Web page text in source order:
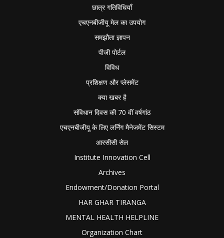
छात्र गतिविधियाँ
एचएनबीजीयू मेल का उपयोग
समझौता ज्ञापन
पीजी पोर्टल
विविध
प्रशिक्षण और प्लेसमेंट
क्या खबर है
संविधान दिवस की 70 वीं वर्षगांठ
एचएनबीजीयू के लिए लर्निंग मैनेजमेंट सिस्टम
आरसीसी सेल
Institute Innovation Cell
Archives
Endowment/Donation Portal
HAR GHAR TIRANGA
MENTAL HEALTH HELPLINE
Organization Chart